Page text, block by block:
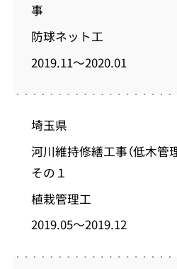
事
防球ネット工
2019.11～2020.01
埼玉県
河川維持修繕工事（低木管
その１
植栽管理工
2019.05～2019.12